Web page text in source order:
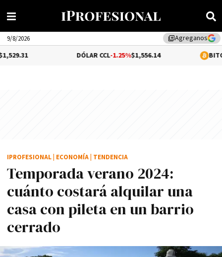
library_addAgreganos
9/8/2026
-1.25%$1,556.14 0.09%
Temporada verano 2024:
cuánto costará alquilar una
casa con pileta en un barrio
cerrado
IPROFESIONAL ECONOMÍA TENDENCIA